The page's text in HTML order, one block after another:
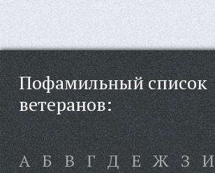
Пофамильный список
ветеранов:
А Б В Г Д Е Ж З И